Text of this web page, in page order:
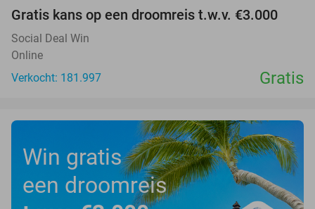
Gratis kans op een droomreis t.w.v. €3.000
Social Deal Win
Online
Verkocht: 181.997
Gratis
Win gratis
een droomreis